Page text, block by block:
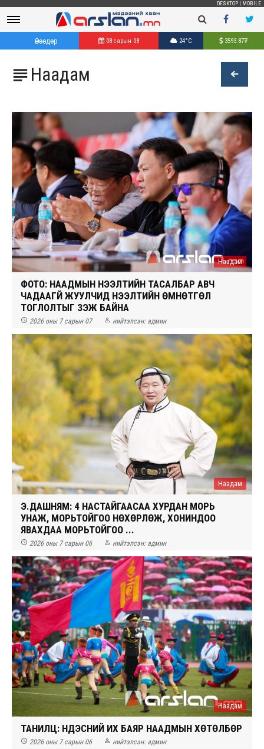
DESKTOP MOBILE
Өнөөдөр 08 сарын 08 24°C 3593.87₮
 Наадам
Наадам
ФОТО: НААДМЫН НЭЭЛТИЙН ТАСАЛБАР АВЧ
ЧАДААГҮЙ ЖУУЛЧИД НЭЭЛТИЙН ӨМНӨТГӨЛ
ТОГЛОЛТЫГ ҮЗЭЖ БАЙНА
 2026 оны 7 сарын 07  нийтэлсэн: админ
Наадам
Э.ДАШНЯМ: 4 НАСТАЙГААСАА ХУРДАН МОРЬ
УНАЖ, МОРЬТОЙГОО НӨХӨРЛӨЖ, ХОНИНДОО
ЯВАХДАА МОРЬТОЙГОО ...
 2026 оны 7 сарын 06  нийтэлсэн: админ
Наадам
ТАНИЛЦ: ҮНДЭСНИЙ ИХ БАЯР НААДМЫН ХӨТӨЛБӨР
 2026 оны 7 сарын 06  нийтэлсэн: админ